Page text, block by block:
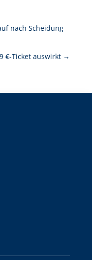
nach Scheidung
€-Ticket auswirkt →